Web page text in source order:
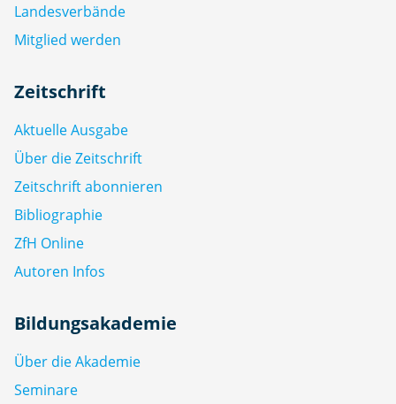
Landesverbände
Mitglied werden
Zeitschrift
Aktuelle Ausgabe
Über die Zeitschrift
Zeitschrift abonnieren
Bibliographie
ZfH Online
Autoren Infos
Bildungsakademie
Über die Akademie
Seminare